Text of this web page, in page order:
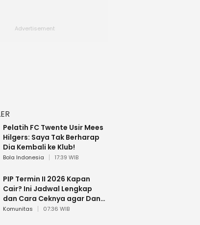
Pelatih FC Twente Usir Mees
Hilgers: Saya Tak Berharap
Dia Kembali ke Klub!
Bola Indonesia 17:39 WIB
PIP Termin II 2026 Kapan
Cair? Ini Jadwal Lengkap
dan Cara Ceknya agar Dana
Tidak Hangus!
Komunitas 07:36 WIB